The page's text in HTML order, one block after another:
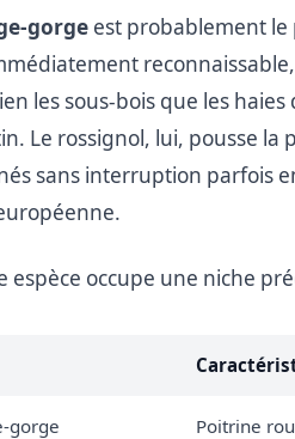
gorge est probablement le
les sous-bois que les
Le rossignol, lui, pousse la
sans interruption parfois
espèce occupe une niche
gorge Poitrine